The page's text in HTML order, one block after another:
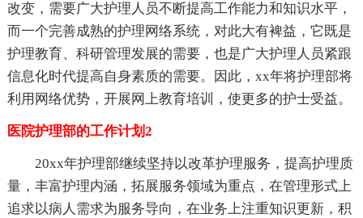
改变，需要广大护理人员不断提高工作能力和知识水平，
而一个完善成熟的护理网络系统，对此大有裨益，它既是
护理教育、科研管理发展的需要，也是广大护理人员紧跟
信息化时代提高自身素质的需要。因此，xx年将护理部将
利用网络优势，开展网上教育培训，使更多的护士受益。
医院护理部的工作计划2
20xx年护理部继续坚持以改革护理服务，提高护理质
量，丰富护理内涵，拓展服务领域为重点，在管理形式上
追求以病人需求为服务导向，在业务上注重知识更新，积